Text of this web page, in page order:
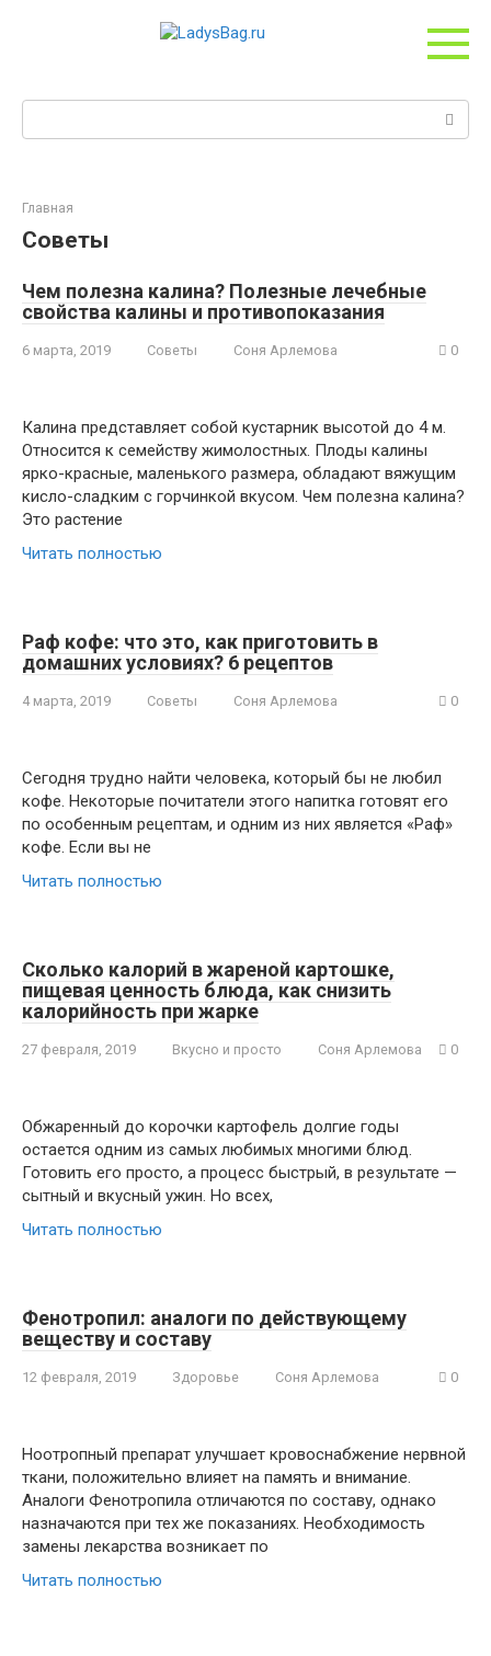
Поиск:
Главная
Советы
Чем полезна калина? Полезные лечебные
свойства калины и противопоказания
6 марта, 2019 Советы Соня Арлемова 0
Калина представляет собой кустарник высотой до 4 м.
Относится к семейству жимолостных. Плоды калины
ярко-красные, маленького размера, обладают вяжущим
кисло-сладким с горчинкой вкусом. Чем полезна калина?
Это растение
Читать полностью
Раф кофе: что это, как приготовить в
домашних условиях? 6 рецептов
4 марта, 2019 Советы Соня Арлемова 0
Сегодня трудно найти человека, который бы не любил
кофе. Некоторые почитатели этого напитка готовят его
по особенным рецептам, и одним из них является «Раф»
кофе. Если вы не
Читать полностью
Сколько калорий в жареной картошке,
пищевая ценность блюда, как снизить
калорийность при жарке
27 февраля, 2019 Вкусно и просто Соня Арлемова 0
Обжаренный до корочки картофель долгие годы
остается одним из самых любимых многими блюд.
Готовить его просто, а процесс быстрый, в результате —
сытный и вкусный ужин. Но всех,
Читать полностью
Фенотропил: аналоги по действующему
веществу и составу
12 февраля, 2019 Здоровье Соня Арлемова 0
Ноотропный препарат улучшает кровоснабжение нервной
ткани, положительно влияет на память и внимание.
Аналоги Фенотропила отличаются по составу, однако
назначаются при тех же показаниях. Необходимость
замены лекарства возникает по
Читать полностью